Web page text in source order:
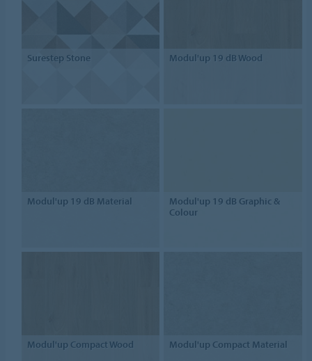
Surestep Stone Modul'up 19 dB Wood
Modul'up 19 dB Material
Modul'up 19 dB Graphic &
Colour
Modul'up Compact Wood Modul'up Compact Material